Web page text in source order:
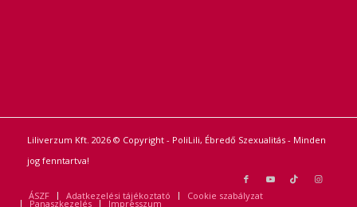
Liliverzum Kft. 2026 © Copyright - PoliLili, Ébredő Szexualitás - Minden
jog fenntartva!
ÁSZF Adatkezelési tájékoztató Cookie szabályzat
Panaszkezelés Impresszum